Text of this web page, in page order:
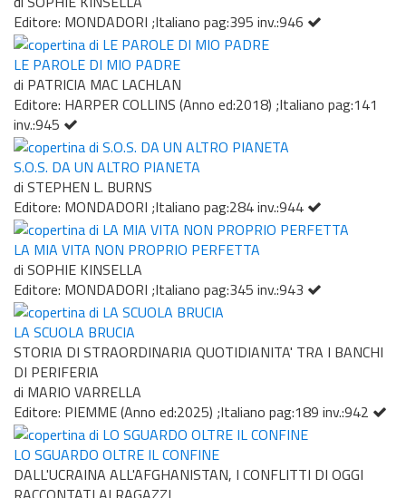
Editore: MONDADORI ;Italiano pag:395 inv.:946
LE PAROLE DI MIO PADRE
di PATRICIA MAC LACHLAN
Editore: HARPER COLLINS (Anno ed:2018) ;Italiano pag:141
inv.:945
S.O.S. DA UN ALTRO PIANETA
di STEPHEN L. BURNS
Editore: MONDADORI ;Italiano pag:284 inv.:944
LA MIA VITA NON PROPRIO PERFETTA
di SOPHIE KINSELLA
Editore: MONDADORI ;Italiano pag:345 inv.:943
LA SCUOLA BRUCIA
STORIA DI STRAORDINARIA QUOTIDIANITA' TRA I BANCHI
DI PERIFERIA
di MARIO VARRELLA
Editore: PIEMME (Anno ed:2025) ;Italiano pag:189 inv.:942
LO SGUARDO OLTRE IL CONFINE
DALL'UCRAINA ALL'AFGHANISTAN, I CONFLITTI DI OGGI